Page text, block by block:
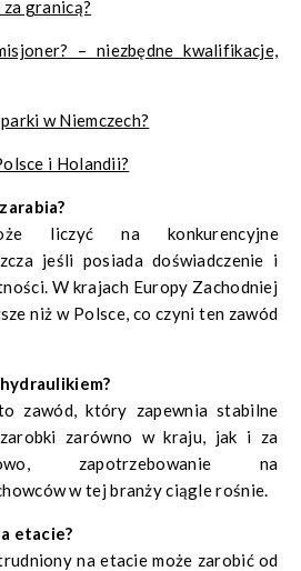
granicą?
– niezbędne kwalifikacje,
w Niemczech?
i Holandii?
liczyć na konkurencyjne
jeśli posiada doświadczenie i
W krajach Europy Zachodniej
niż w Polsce, co czyni ten zawód
zawód, który zapewnia stabilne
zarówno w kraju, jak i za
zapotrzebowanie na
w tej branży ciągle rośnie.
etacie?
na etacie może zarobić od